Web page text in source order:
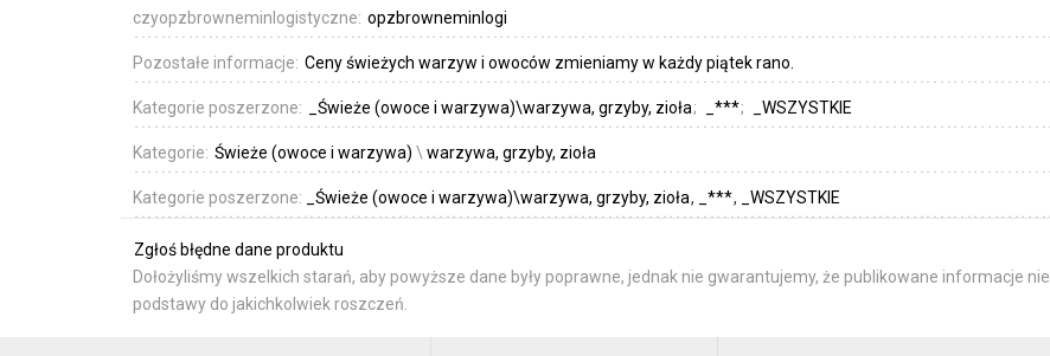
czyopzbrowneminlogistyczne: opzbrowneminlogi
Pozostałe informacje: Ceny świeżych warzyw i owoców zmieniamy w każdy piątek rano.
Kategorie poszerzone: _Świeże (owoce i warzywa)\warzywa, grzyby, zioła _*** _WSZYSTKIE
Kategorie: Świeże (owoce i warzywa) \ warzywa, grzyby, zioła
Kategorie poszerzone: _Świeże (owoce i warzywa)\warzywa, grzyby, zioła _*** _WSZYSTKIE
Zgłoś błędne dane produktu
Dołożyliśmy wszelkich starań, aby powyższe dane były poprawne, jednak nie gwarantujemy, że publikowane informacje
podstawy do jakichkolwiek roszczeń.